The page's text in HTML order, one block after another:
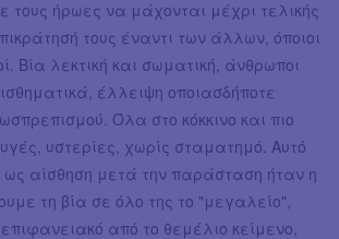
τους ήρωες να μάχονται μέχρι τελικής
τους έναντι των άλλων, όποιοι
Βία λεκτική και σωματική, άνθρωποι
έλλειψη οποιασδήποτε
Όλα στο κόκκινο και πιο
υστερίες, χωρίς σταματημό. Αυτό
ως αίσθηση μετά την παράσταση ήταν η
τη βία σε όλο της το "μεγαλείο",
από το θεμέλιο κείμενο,